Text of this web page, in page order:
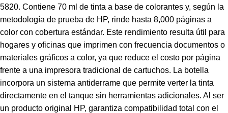
5820. Contiene 70 ml de tinta a base de colorantes y, según la
metodología de prueba de HP, rinde hasta 8,000 páginas a
color con cobertura estándar. Este rendimiento resulta útil para
hogares y oficinas que imprimen con frecuencia documentos o
materiales gráficos a color, ya que reduce el costo por página
frente a una impresora tradicional de cartuchos. La botella
incorpora un sistema antiderrame que permite verter la tinta
directamente en el tanque sin herramientas adicionales. Al ser
un producto original HP, garantiza compatibilidad total con el